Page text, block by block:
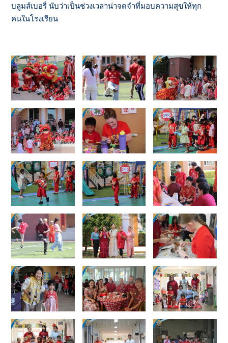
บลูมส์เบอรี่ นับว่าเป็นช่วงเวลาน่าจดจำที่มอบความสุขให้ทุก
คนในโรงเรียน